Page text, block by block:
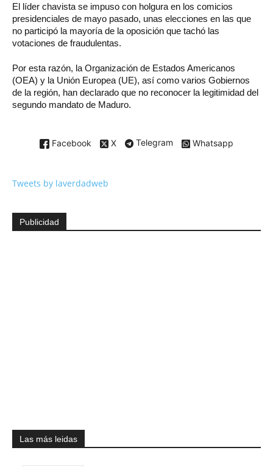
El líder chavista se impuso con holgura en los comicios
presidenciales de mayo pasado, unas elecciones en las que
no participó la mayoría de la oposición que tachó las
votaciones de fraudulentas.
Por esta razón, la Organización de Estados Americanos
(OEA) y la Unión Europea (UE), así como varios Gobiernos
de la región, han declarado que no reconocer la legitimidad del
segundo mandato de Maduro.
Facebook X Telegram Whatsapp
Tweets by laverdadweb
Publicidad
Las más leidas